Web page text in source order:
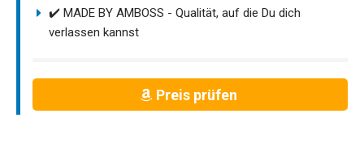
✔️ MADE BY AMBOSS - Qualität, auf die Du dich
verlassen kannst
Preis prüfen